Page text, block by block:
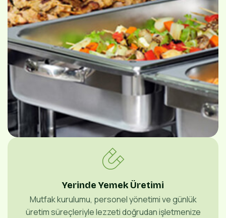
Yerinde Yemek Üretimi
Mutfak kurulumu, personel yönetimi ve günlük
üretim süreçleriyle lezzeti doğrudan işletmenize